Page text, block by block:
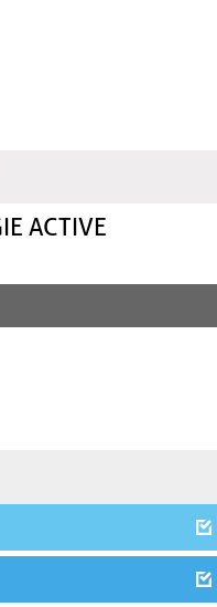
ACTIVE